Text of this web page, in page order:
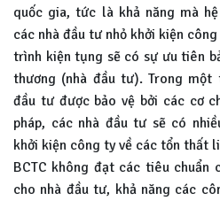
quốc gia, tức là khả năng mà
các nhà đầu tư nhỏ khởi kiện
trình kiện tụng sẽ có sự ưu tiên
thương (nhà đầu tư). Trong
đầu tư được bảo vệ bởi các cơ
pháp, các nhà đầu tư sẽ có
khởi kiện công ty về các tổn thất
BCTC không đạt các tiêu
cho nhà đầu tư, khả năng các